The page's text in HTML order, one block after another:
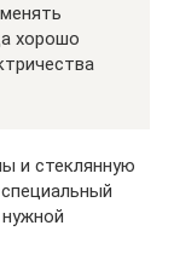
хорошо
и стеклянную